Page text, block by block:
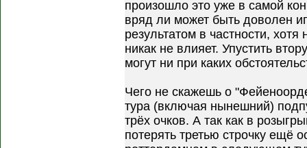
произошло это уже в самой
вряд ли может быть доволен
результатом в частности,
никак не влияет. Упустить
могут ни при каких
Чего не скажешь о
тура (включая нынешний)
трёх очков. А так как в
потерять третью строчку ещё